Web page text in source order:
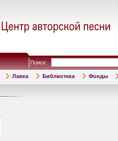
Поиск:
Лавка Библиотека Фонды